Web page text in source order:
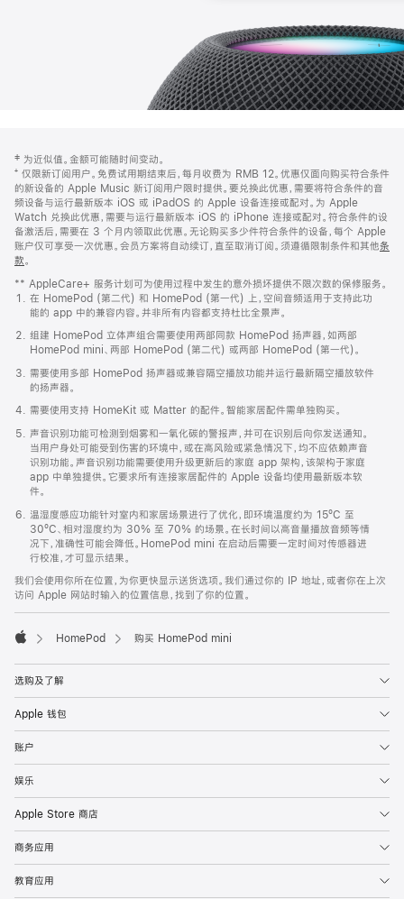
页
页
脚
注
‡ 为近似值。金额可能随时间变动。
⁺ 仅限新订阅用户。免费试用期结束后，每月收费为 RMB 12。优惠仅面向购买符合条件
的新设备的 Apple Music 新订阅用户限时提供。要兑换此优惠，需要将符合条件的音
频设备与运行最新版本 iOS 或 iPadOS 的 Apple 设备连接或配对。为 Apple
Watch 兑换此优惠，需要与运行最新版本 iOS 的 iPhone 连接或配对。符合条件的设
备激活后，需要在 3 个月内领取此优惠。无论购买多少件符合条件的设备，每个 Apple
账户仅可享受一次优惠。会员方案将自动续订，直至取消订阅。须遵循限制条件和其他条
款。
窗
口
中
打
开)
** AppleCare+ 服务计划可为使用过程中发生的意外损坏提供不限次数的保修服务。
在 HomePod (第二代) 和 HomePod (第一代) 上，空间音频适用于支持此功
能的 app 中的兼容内容。并非所有内容都支持杜比全景声。
组建 HomePod 立体声组合需要使用两部同款 HomePod 扬声器，如两部
HomePod mini、两部 HomePod (第二代) 或两部 HomePod (第一代)。
需要使用多部 HomePod 扬声器或兼容隔空播放功能并运行最新隔空播放软件
的扬声器。
需要使用支持 HomeKit 或 Matter 的配件。智能家居配件需单独购买。
声音识别功能可检测到烟雾和一氧化碳的警报声，并可在识别后向你发送通知。
当用户身处可能受到伤害的环境中，或在高风险或紧急情况下，均不应依赖声音
识别功能。声音识别功能需要使用升级更新后的家庭 app 架构，该架构于家庭
app 中单独提供。它要求所有连接家居配件的 Apple 设备均使用最新版本软
件。
温湿度感应功能针对室内和家居场景进行了优化，即环境温度约为 15ºC 至
30ºC、相对湿度约为 30% 至 70% 的场景。在长时间以高音量播放音频等情
况下，准确性可能会降低。HomePod mini 在启动后需要一定时间对传感器进
行校准，才可显示结果。
我们会使用你所在位置，为你更快显示送货选项。我们通过你的 IP 地址，或者你在上次
访问 Apple 网站时输入的位置信息，找到了你的位置。
HomePod 购买 HomePod mini
选购及了解
Apple 钱包
账户
娱乐
Apple Store 商店
商务应用
教育应用